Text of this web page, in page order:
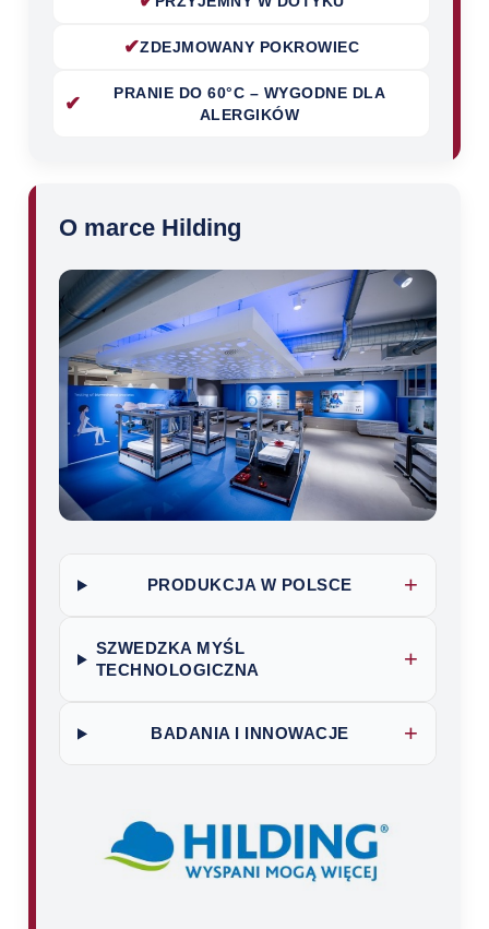
✔ZDEJMOWANY POKROWIEC
✔
PRANIE DO 60°C – WYGODNE DLA
ALERGIKÓW
O marce Hilding
PRODUKCJA W POLSCE +
SZWEDZKA MYŚL
TECHNOLOGICZNA
+
BADANIA I INNOWACJE +